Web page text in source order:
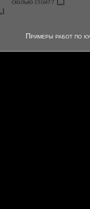
сколько стоит? [...]
Примеры работ по